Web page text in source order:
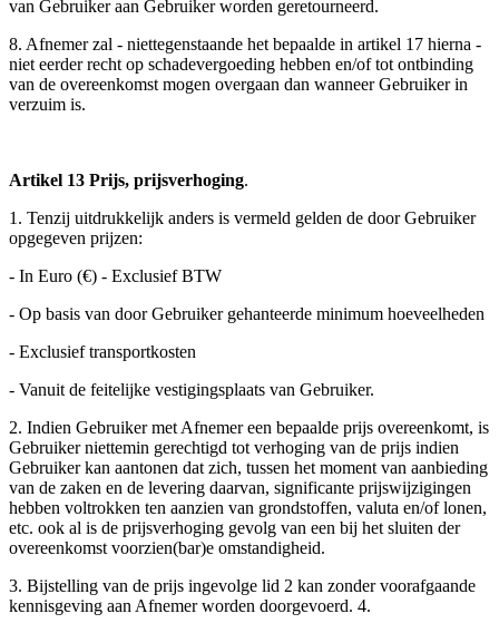
van Gebruiker aan Gebruiker worden geretourneerd.
8. Afnemer zal - niettegenstaande het bepaalde in artikel 17 hierna -
niet eerder recht op schadevergoeding hebben en/of tot ontbinding
van de overeenkomst mogen overgaan dan wanneer Gebruiker in
verzuim is.
Artikel 13 Prijs, prijsverhoging.
1. Tenzij uitdrukkelijk anders is vermeld gelden de door Gebruiker
opgegeven prijzen:
- In Euro (€) - Exclusief BTW
- Op basis van door Gebruiker gehanteerde minimum hoeveelheden
- Exclusief transportkosten
- Vanuit de feitelijke vestigingsplaats van Gebruiker.
2. Indien Gebruiker met Afnemer een bepaalde prijs overeenkomt, is
Gebruiker niettemin gerechtigd tot verhoging van de prijs indien
Gebruiker kan aantonen dat zich, tussen het moment van aanbieding
van de zaken en de levering daarvan, significante prijswijzigingen
hebben voltrokken ten aanzien van grondstoffen, valuta en/of lonen,
etc. ook al is de prijsverhoging gevolg van een bij het sluiten der
overeenkomst voorzien(bar)e omstandigheid.
3. Bijstelling van de prijs ingevolge lid 2 kan zonder voorafgaande
kennisgeving aan Afnemer worden doorgevoerd. 4.